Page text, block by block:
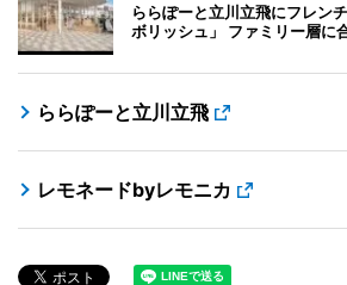
ららぽーと立川立飛にフレン
ボリッシュ」 ファミリー層に
ららぽーと立川立飛
レモネードbyレモニカ